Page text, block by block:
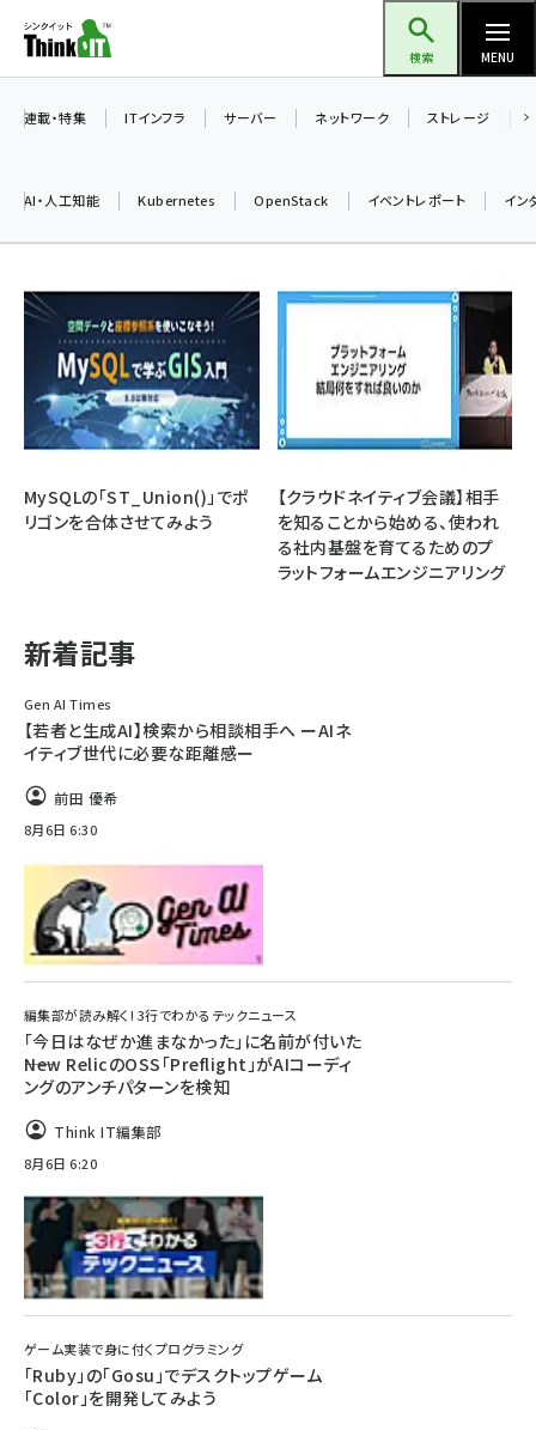
ン
ツ
検索 MENU
加藤銘のチーム貢献～仲間と築いた勝利の絆～ (2315)
iot女子会 (2281)
北海道をのんびり旅する晴山佳須夫のヒント集！ (2037)
drupal (1956)
genai (1484)
abc123 (1360)
連載・特集 ITインフラ サーバー ネットワーク ストレージ
AI・人工知能 Kubernetes OpenStack イベントレポート イン
MySQLの「ST_Union()」でポ
リゴンを合体させてみよう
【クラウドネイティブ会議】相手
を知ることから始める、使われ
る社内基盤を育てるためのプ
ラットフォームエンジニアリング
新着記事
Gen AI Times
【若者と生成AI】検索から相談相手へ ーAIネ
イティブ世代に必要な距離感ー
前田 優希
8月6日 6:30
編集部が読み解く! 3行でわかるテックニュース
「今日はなぜか進まなかった」に名前が付いた
――New RelicのOSS「Preflight」がAIコーディ
ングのアンチパターンを検知
Think IT編集部
8月6日 6:20
ゲーム実装で身に付くプログラミング
「Ruby」の「Gosu」でデスクトップゲーム
「Color」を開発してみよう